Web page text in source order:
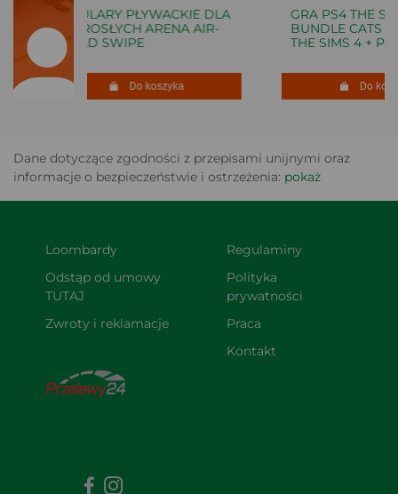
OKULARY PŁYWACKIE DLA
DOROSŁYCH ARENA AIR-
BOLD SWIPE
Do koszyka
GRA PS4 THE
BUNDLE CATS &
THE SIMS 4 + PSY
Do
Dane dotyczące zgodności z przepisami unijnymi oraz
informacje o bezpieczeństwie i ostrzeżenia: pokaż
Loombardy
Odstąp od umowy
TUTAJ
Zwroty i reklamacje
Regulaminy
Polityka
prywatności
Praca
Kontakt